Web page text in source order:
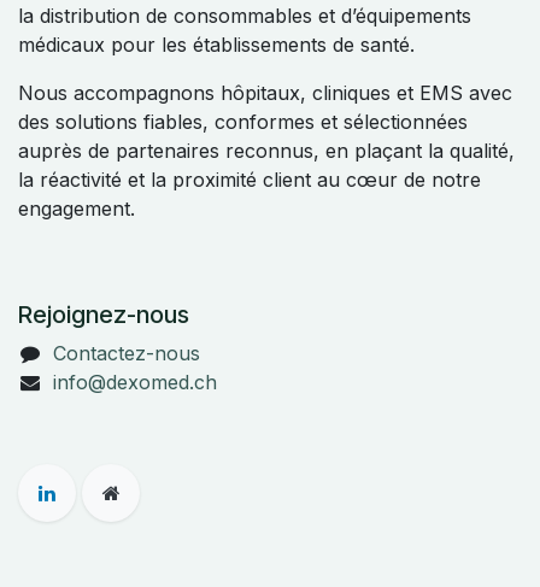
la distribution de consommables et d’équipements
médicaux pour les établissements de santé.
Nous accompagnons hôpitaux, cliniques et EMS avec
des solutions fiables, conformes et sélectionnées
auprès de partenaires reconnus, en plaçant la qualité,
la réactivité et la proximité client au cœur de notre
engagement.
Rejoignez-nous
Contactez-nous
info@dexomed.ch